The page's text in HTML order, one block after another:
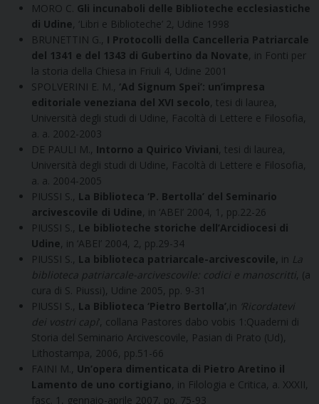
MORO C. Gli incunaboli delle Biblioteche ecclesiastiche
di Udine , ‘Libri e Biblioteche’ 2, Udine 1998
BRUNETTIN G., I Protocolli della Cancelleria Patriarcale
del 1341 e del 1343 di Gubertino da Novate , in Fonti per
la storia della Chiesa in Friuli 4, Udine 2001
SPOLVERINI E. M., ‘Ad Signum Spei’: un’impresa
editoriale veneziana del XVI secolo , tesi di laurea,
Università degli studi di Udine, Facoltà di Lettere e Filosofia,
a. a. 2002-2003
DE PAULI M., Intorno a Quirico Viviani , tesi di laurea,
Università degli studi di Udine, Facoltà di Lettere e Filosofia,
a. a. 2004-2005
PIUSSI S., La Biblioteca ‘P. Bertolla’ del Seminario
arcivescovile di Udine , in ‘ABEI’ 2004, 1, pp.22-26
PIUSSI S., Le biblioteche storiche dell’Arcidiocesi di
Udine , in ‘ABEI’ 2004, 2, pp.29-34
PIUSSI S., La biblioteca patriarcale-arcivescovile, in La
biblioteca patriarcale-arcivescovile: codici e manoscritti , (a
cura di S. Piussi), Udine 2005, pp. 9-31
PIUSSI S., La Biblioteca ‘Pietro Bertolla’ ,in ‘Ricordatevi
dei vostri capi‘, collana Pastores dabo vobis 1:Quaderni di
Storia del Seminario Arcivescovile, Pasian di Prato (Ud),
Lithostampa, 2006, pp.51-66
FAINI M., Un’opera dimenticata di Pietro Aretino il
Lamento de uno cortigiano , in Filologia e Critica, a. XXXII,
fasc. 1, gennaio-aprile 2007, pp. 75-93